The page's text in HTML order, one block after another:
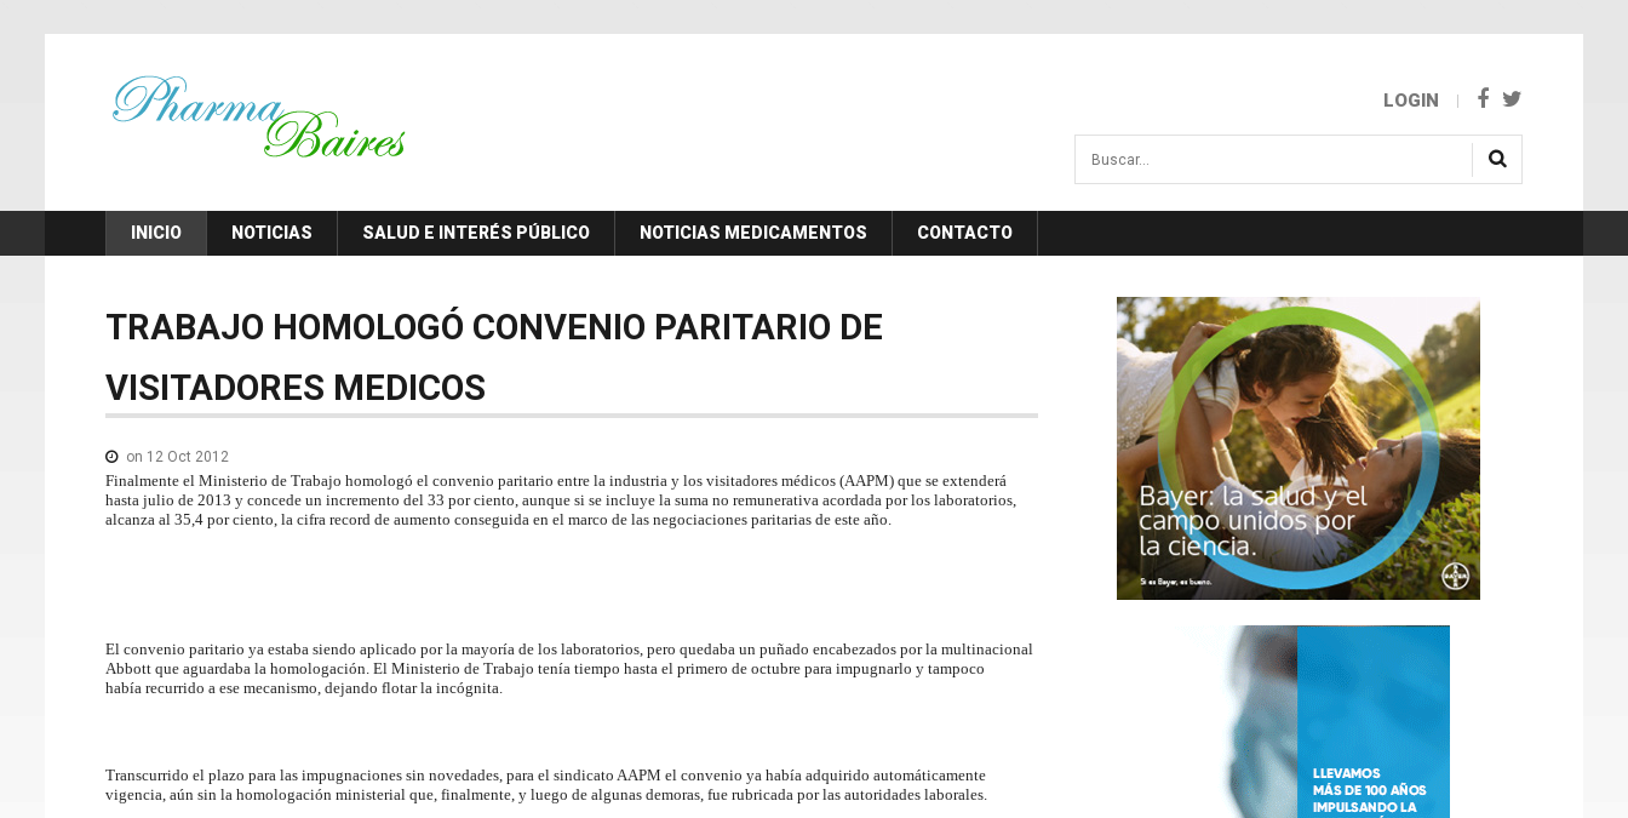
LOGIN
Buscar...
INICIO NOTICIAS SALUD E INTERÉS PÚBLICO NOTICIAS MEDICAMENTOS CONTACTO
TRABAJO HOMOLOGÓ CONVENIO PARITARIO DE
VISITADORES MEDICOS
on 12 Oct 2012
Finalmente el Ministerio de Trabajo homologó el convenio paritario entre la industria y los visitadores médicos (AAPM) que se extenderá
hasta julio de 2013 y concede un incremento del 33 por ciento, aunque si se incluye la suma no remunerativa acordada por los laboratorios,
alcanza al 35,4 por ciento, la cifra record de aumento conseguida en el marco de las negociaciones paritarias de este año.
El convenio paritario ya estaba siendo aplicado por la mayoría de los laboratorios, pero quedaba un puñado encabezados por la multinacional
Abbott que aguardaba la homologación. El Ministerio de Trabajo tenía tiempo hasta el primero de octubre para impugnarlo y tampoco
había recurrido a ese mecanismo, dejando flotar la incógnita.
Transcurrido el plazo para las impugnaciones sin novedades, para el sindicato AAPM el convenio ya había adquirido automáticamente
vigencia, aún sin la homologación ministerial que, finalmente, y luego de algunas demoras, fue rubricada por las autoridades laborales.